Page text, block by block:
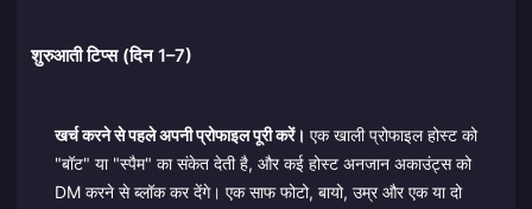
शुरुआती टिप्स (दिन 1–7)
खर्च करने से पहले अपनी प्रोफाइल पूरी करें। एक खाली प्रोफाइल होस्ट को
"बॉट" या "स्पैम" का संकेत देती है, और कई होस्ट अनजान अकाउंट्स को
DM करने से ब्लॉक कर देंगे। एक साफ फोटो, बायो, उम्र और एक या दो